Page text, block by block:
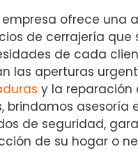
empresa ofrece una
de cerrajería
de cada
las aperturas
y la reparación
brindamos asesoría
de seguridad,
de su hogar o